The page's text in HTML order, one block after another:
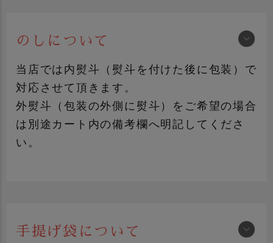
（黒地にロゴマーク）
のしについて
当店では内熨斗（熨斗を付けた後に包装）で
対応させて頂きます。
外熨斗（包装の外側に熨斗）をご希望の場合
は別途カート内の備考欄へ明記してくださ
い。
手提げ袋について